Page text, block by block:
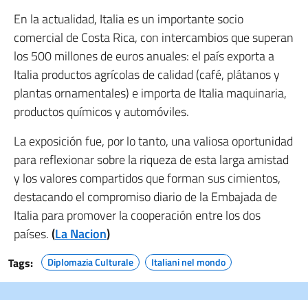
En la actualidad, Italia es un importante socio
comercial de Costa Rica, con intercambios que superan
los 500 millones de euros anuales: el país exporta a
Italia productos agrícolas de calidad (café, plátanos y
plantas ornamentales) e importa de Italia maquinaria,
productos químicos y automóviles.
La exposición fue, por lo tanto, una valiosa oportunidad
para reflexionar sobre la riqueza de esta larga amistad
y los valores compartidos que forman sus cimientos,
destacando el compromiso diario de la Embajada de
Italia para promover la cooperación entre los dos
países.(La Nacion)
Tags: Diplomazia Culturale Italiani nel mondo